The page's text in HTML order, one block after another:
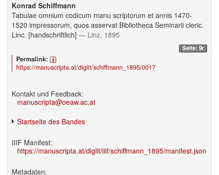
Konrad Schiffmann
Tabulae omnium codicum manu scriptorum et annis 1470-
1520 impressorum, quos asservat Bibliotheca Seminarii cleric.
Linc. [handschriftlich] — Linz, 1895
Seite: 9r
Permalink:
https://manuscripta.at/diglit/schiffmann_1895/0017
Kontakt und Feedback:
manuscripta@oeaw.ac.at
Startseite des Bandes
IIIF Manifest:
https://manuscripta.at/diglit/iiif/schiffmann_1895/manifest.json
Metadaten: